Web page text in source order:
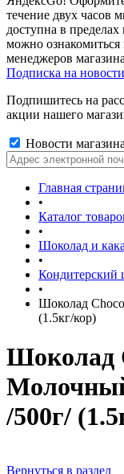
течение двух часов
доступна в
можно ознакомиться
менеджеров
Подписка на
Подпишитесь на
акции нашего
Новости магазина
Главная
•
Каталог
•
Шоколад и
•
Кондитерский
•
Шоколад
(1.5кг/кор)
Шоколад
/500г/
Вернуться в раздел